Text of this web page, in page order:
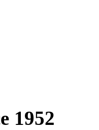
1952